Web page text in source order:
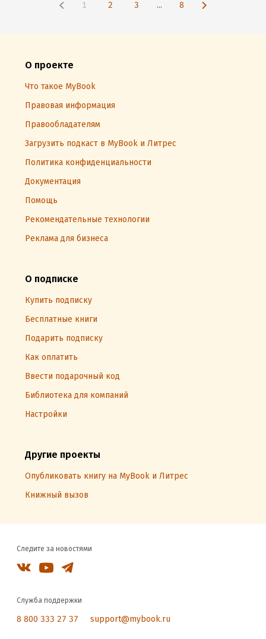
1 2 3 ... 8
О проекте
Что такое MyBook
Правовая информация
Правообладателям
Загрузить подкаст в MyBook и Литрес
Политика конфиденциальности
Документация
Помощь
Рекомендательные технологии
Реклама для бизнеса
О подписке
Купить подписку
Бесплатные книги
Подарить подписку
Как оплатить
Ввести подарочный код
Библиотека для компаний
Настройки
Другие проекты
Опубликовать книгу на MyBook и Литрес
Книжный вызов
Следите за новостями
Служба поддержки
8 800 333 27 37 support@mybook.ru